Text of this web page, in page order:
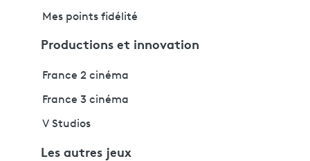
Mes points fidélité
Productions et innovation
France 2 cinéma
France 3 cinéma
V Studios
Les autres jeux